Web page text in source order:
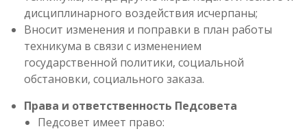
дисциплинарного воздействия исчерпаны;
Вносит изменения и поправки в план работы
техникума в связи с изменением
государственной политики, социальной
обстановки, социального заказа.
Права и ответственность Педсовета
Педсовет имеет право: